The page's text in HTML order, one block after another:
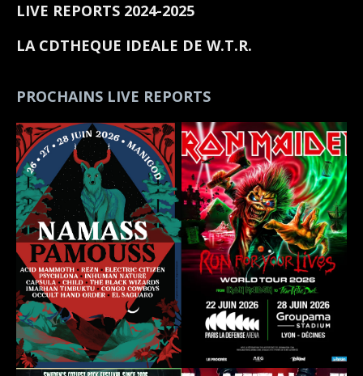
LIVE REPORTS 2024-2025
LA CDTHEQUE IDEALE DE W.T.R.
PROCHAINS LIVE REPORTS